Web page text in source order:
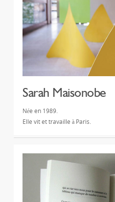
Sarah Maisonobe
Née en 1989.
Elle vit et travaille à Paris.